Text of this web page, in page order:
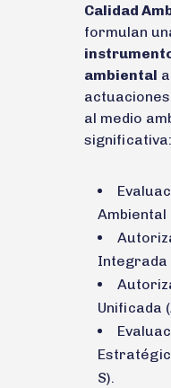
Calidad
formulan
ambiental
al medio
significativa:
Ambiental
Integrada
Unificada
S).